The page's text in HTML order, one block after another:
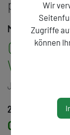
Mittwoch, 21.
Wogram
JAZZ
20:00
Christoph
Wir
Zugriffe
können